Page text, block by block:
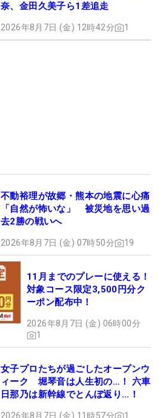
奈、金田久美子ら1差追走
2026年8月7日 (金) 12時42分 1
不動裕理が故郷・熊本の地震に心痛
「自然が怖いな」 被災地を思い過
去2勝の戦いへ
2026年8月7日 (金) 07時50分 19
11月までのプレーに使える！
対象コース限定3,500円分ク
ーポン配布中！
2026年8月7日 (金) 06時00分
1
女子プロたちが過ごしたオープンウ
ィーク 堀琴音は人生初の…！ 六車
日那乃は新幹線でとんぼ返り…！
2026年8月7日 (金) 11時57分 1